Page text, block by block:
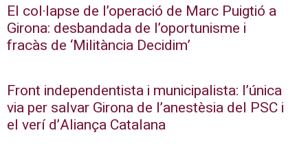
El col·lapse de l’operació de Marc Puigtió a
Girona: desbandada de l’oportunisme i
fracàs de ‘Militància Decidim’
Front independentista i municipalista: l’única
via per salvar Girona de l’anestèsia del PSC i
el verí d’Aliança Catalana